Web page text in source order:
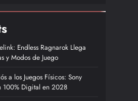
Endless Ragnarok Llega
y Modos de Juego
a los Juegos Físicos: Sony
100% Digital en 2028